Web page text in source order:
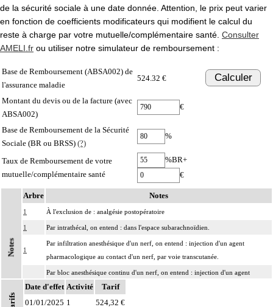
de la sécurité sociale à une date donnée. Attention, le prix peut varier
en fonction de coefficients modificateurs qui modifient le calcul du
reste à charge par votre mutuelle/complémentaire santé. Consulter
AMELI.fr ou utiliser notre simulateur de remboursement :
Base de Remboursement (ABSA002) de
l'assurance maladie
524.32 € Calculer
Montant du devis ou de la facture (avec
ABSA002)
€
Base de Remboursement de la Sécurité
Sociale (BR ou BRSS) (?)
%
Taux de Remboursement de votre
mutuelle/complémentaire santé
%BR+
€
Notes
Arbre Notes
1 À l'exclusion de : analgésie postopératoire
1 Par intrathécal, on entend : dans l'espace subarachnoïdien.
1
Par infiltration anesthésique d'un nerf, on entend : injection d'un agent
pharmacologique au contact d'un nerf, par voie transcutanée.
1
Par bloc anesthésique continu d'un nerf, on entend : injection d'un agent
pharmacologique au contact d'un nerf avec pose d'un cathéter, par voie
transcutanée.
Tarifs
Date d'effet Activité
Tarif
01/01/2025 1 524,32 €